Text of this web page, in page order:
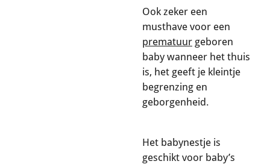
Ook zeker een
musthave voor een
prematuur geboren
baby wanneer het thuis
is, het geeft je kleintje
begrenzing en
geborgenheid.
Het babynestje is
geschikt voor baby’s